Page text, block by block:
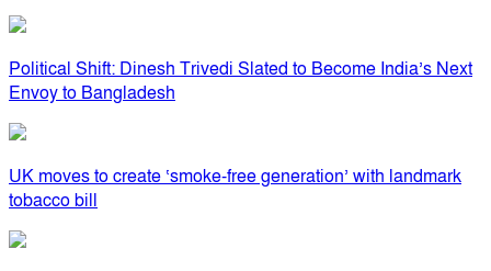
Political Shift: Dinesh Trivedi Slated to Become India’s Next
Envoy to Bangladesh
UK moves to create ‘smoke-free generation’ with landmark
tobacco bill